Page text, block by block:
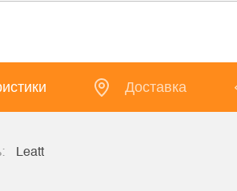
Доставка
Leatt